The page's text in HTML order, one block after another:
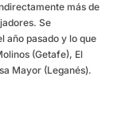
más de
Se
año pasado y lo que
(Getafe), El
Mayor (Leganés).